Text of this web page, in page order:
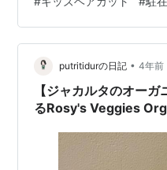
って髪を切るか、左側の
ます。子どもは車で髪を
日本では美容院に行くの
putritidurの日記 • 4年前
【ジャカルタのオー
るRosy's Veggies